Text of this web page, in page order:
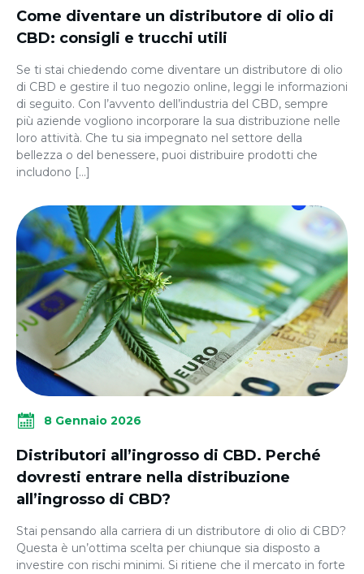
Come diventare un distributore di olio di
CBD: consigli e trucchi utili
Se ti stai chiedendo come diventare un distributore di olio
di CBD e gestire il tuo negozio online, leggi le informazioni
di seguito. Con l’avvento dell’industria del CBD, sempre
più aziende vogliono incorporare la sua distribuzione nelle
loro attività. Che tu sia impegnato nel settore della
bellezza o del benessere, puoi distribuire prodotti che
includono […]
8 Gennaio 2026
Distributori all’ingrosso di CBD. Perché
dovresti entrare nella distribuzione
all’ingrosso di CBD?
Stai pensando alla carriera di un distributore di olio di CBD?
Questa è un’ottima scelta per chiunque sia disposto a
investire con rischi minimi. Si ritiene che il mercato in forte